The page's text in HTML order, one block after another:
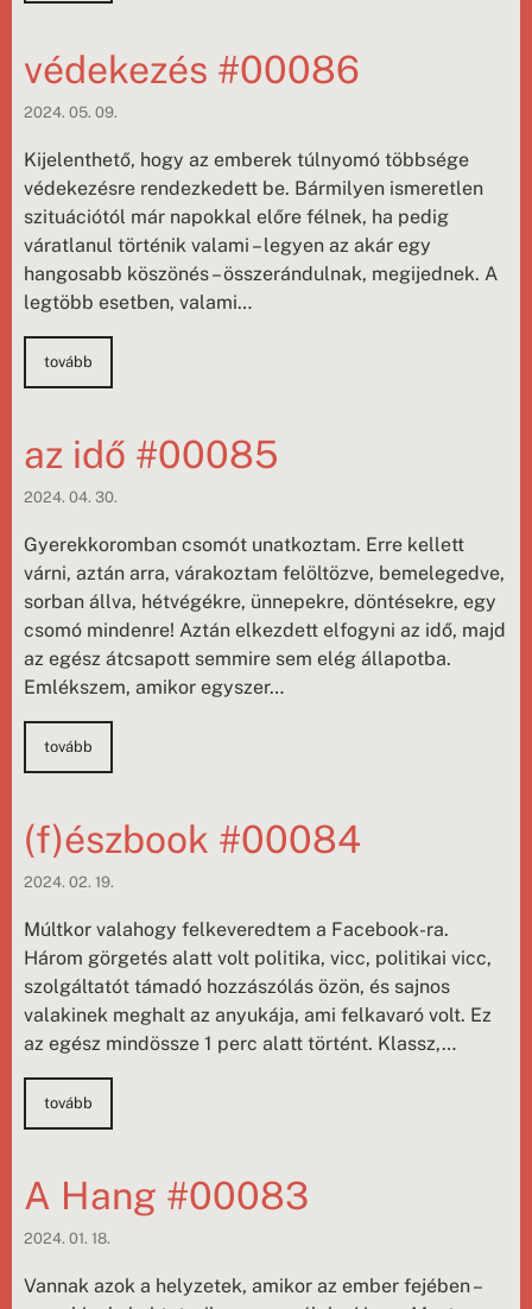
védekezés #00086
2024. 05. 09.
Kijelenthető, hogy az emberek túlnyomó többsége
védekezésre rendezkedett be. Bármilyen ismeretlen
szituációtól már napokkal előre félnek, ha pedig
váratlanul történik valami – legyen az akár egy
hangosabb köszönés – összerándulnak, megijednek. A
legtöbb esetben, valami…
tovább
az idő #00085
2024. 04. 30.
Gyerekkoromban csomót unatkoztam. Erre kellett
várni, aztán arra, várakoztam felöltözve, bemelegedve,
sorban állva, hétvégékre, ünnepekre, döntésekre, egy
csomó mindenre! Aztán elkezdett elfogyni az idő, majd
az egész átcsapott semmire sem elég állapotba.
Emlékszem, amikor egyszer…
tovább
(f)észbook #00084
2024. 02. 19.
Múltkor valahogy felkeveredtem a Facebook-ra.
Három görgetés alatt volt politika, vicc, politikai vicc,
szolgáltatót támadó hozzászólás özön, és sajnos
valakinek meghalt az anyukája, ami felkavaró volt. Ez
az egész mindössze 1 perc alatt történt. Klassz,…
tovább
A Hang #00083
2024. 01. 18.
Vannak azok a helyzetek, amikor az ember fejében –